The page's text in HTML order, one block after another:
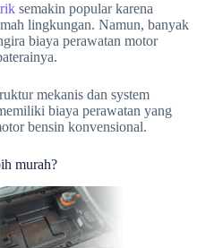
semakin popular karena
lingkungan. Namun, banyak
biaya perawatan motor
mekanis dan system
biaya perawatan yang
bensin konvensional.
murah?